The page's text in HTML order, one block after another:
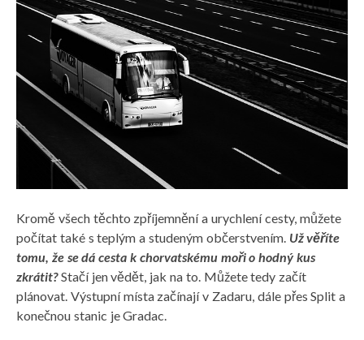
Kromě všech těchto zpříjemnění a urychlení cesty, můžete
počítat také s teplým a studeným občerstvením. Už věříte
tomu, že se dá cesta k chorvatskému moři o hodný kus
zkrátit?Stačí jen vědět, jak na to. Můžete tedy začít
plánovat. Výstupní místa začínají v Zadaru, dále přes Split a
konečnou stanic je Gradac.